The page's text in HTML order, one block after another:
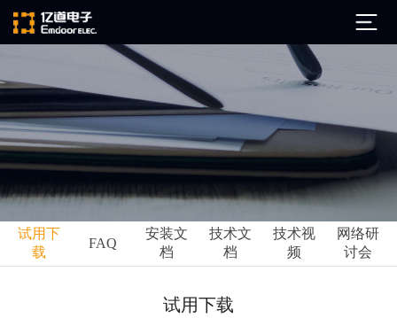
公司简介
发展历程
企业文化
ARM
Ansys
亿道动态
市场活动
试用下
载
FAQ
安装文
档
技术文
档
技术视
频
网络研
讨会
试用下载